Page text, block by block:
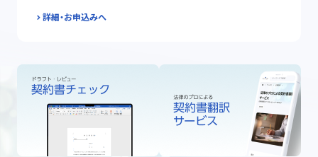
詳細・お申込みへ